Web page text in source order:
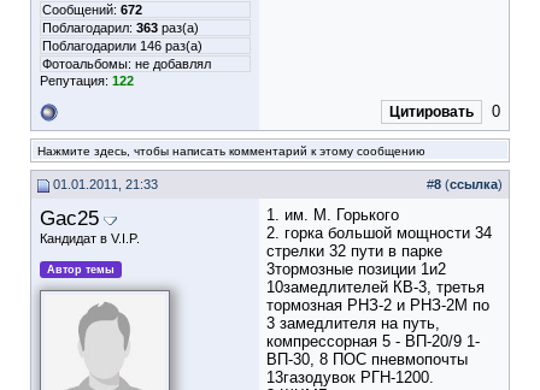
Сообщений: 672
Поблагодарил: 363 раз(а)
Поблагодарили 146 раз(а)
Фотоальбомы: не добавлял
Репутация: 122
Цитировать 0
Нажмите здесь, чтобы написать комментарий к этому сообщению
01.01.2011, 21:33 #8 (ссылка)
Gac25
Кандидат в V.I.P.
Автор темы
1. им. М. Горького
2. горка большой мощности 34
стрелки 32 пути в парке
3тормозные позиции 1и2
10замедлителей КВ-3, третья
тормозная РНЗ-2 и РНЗ-2М по
3 замедлителя на путь,
компрессорная 5 - ВП-20/9 1-
ВП-30, 8 ПОС пневмопочты
13газодувок РГН-1200.